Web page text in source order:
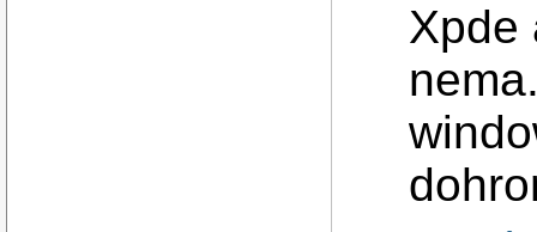
Xpde